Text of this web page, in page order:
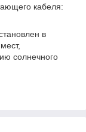
кабеля:
в
солнечного